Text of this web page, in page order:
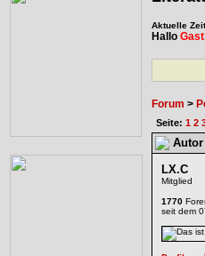
Aktuelle
Hallo Gast
Forum >
Seite: 1 2
Autor
LX.C
Mitglied
1770
seit dem